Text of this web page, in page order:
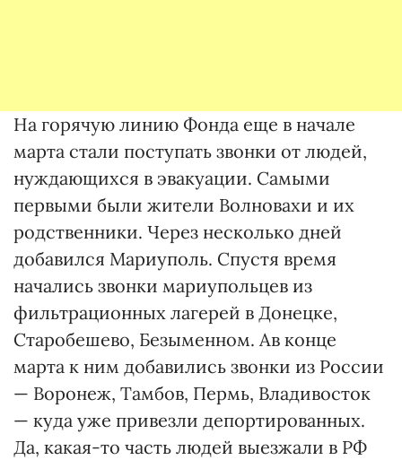
На горячую линию Фонда еще в начале
марта стали поступать звонки от людей,
нуждающихся в эвакуации. Самыми
первыми были жители Волновахи и их
родственники. Через несколько дней
добавился Мариуполь. Спустя время
начались звонки мариупольцев из
фильтрационных лагерей в Донецке,
Старобешево, Безыменном. Ав конце
марта к ним добавились звонки из России
— Воронеж, Тамбов, Пермь, Владивосток
— куда уже привезли депортированных.
Да, какая-то часть людей выезжали в РФ